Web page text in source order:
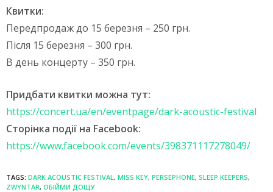
Квитки:
Передпродаж до 15 березня – 250 грн.
Після 15 березня – 300 грн.
В день концерту – 350 грн.
Придбати квитки можна тут:
https://concert.ua/en/eventpage/dark-acoustic-festival
Сторінка події на Facebook:
https://www.facebook.com/events/398371117278049/
TAGS: DARK ACOUSTIC FESTIVAL , MISS KEY, PERSEPHONE, SLEEP KEEPERS,
ZWYNTAR, ОБІЙМИ ДОЩУ